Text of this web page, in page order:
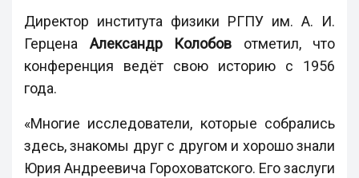
Директор института физики РГПУ им. А. И.
Герцена Александр Колобов отметил, что
конференция ведёт свою историю с 1956
года.
«Многие исследователи, которые собрались
здесь, знакомы друг с другом и хорошо знали
Юрия Андреевича Гороховатского. Его заслуги